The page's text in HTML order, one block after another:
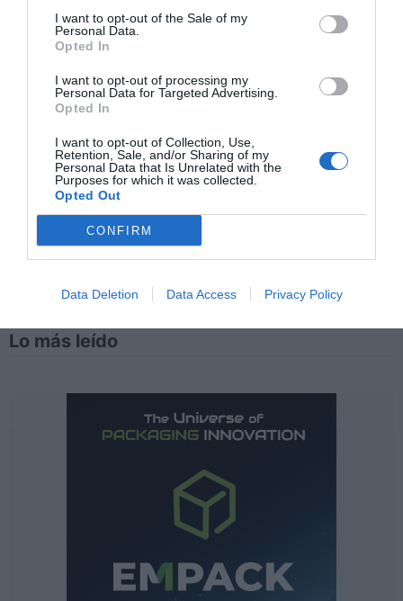
I want to opt-out of the Sale of my
Personal Data.
Opted In
I want to opt-out of processing my
Personal Data for Targeted Advertising.
Opted In
I want to opt-out of Collection, Use,
Retention, Sale, and/or Sharing of my
Personal Data that Is Unrelated with the
Purposes for which it was collected.
Opted Out
CONFIRM
Data Deletion Data Access Privacy Policy
Lo más leído